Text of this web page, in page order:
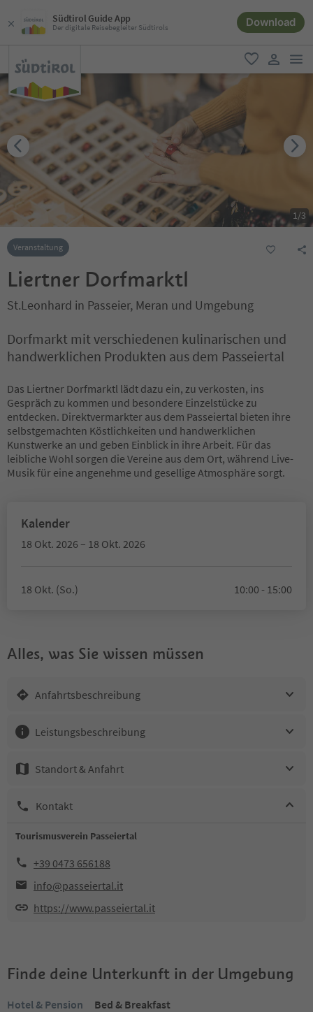
Südtirol Guide App
Der digitale Reisebegleiter Südtirols Download
favorit
user link
1/3
Veranstaltung
Liertner Dorfmarktl
St.Leonhard in Passeier, Meran und Umgebung
Dorfmarkt mit verschiedenen kulinarischen und
handwerklichen Produkten aus dem Passeiertal
Das Liertner Dorfmarktl lädt dazu ein, zu verkosten, ins
Gespräch zu kommen und besondere Einzelstücke zu
entdecken. Direktvermarkter aus dem Passeiertal bieten ihre
selbstgemachten Köstlichkeiten und handwerklichen
Kunstwerke an und geben Einblick in ihre Arbeit. Für das
leibliche Wohl sorgen die Vereine aus dem Ort, während Live-
Musik für eine angenehme und gesellige Atmosphäre sorgt.
Kalender
18 Okt. 2026 – 18 Okt. 2026
18 Okt. (So.) 10:00 - 15:00
Alles, was Sie wissen müssen
Anfahrtsbeschreibung
Leistungsbeschreibung
Standort & Anfahrt
Kontakt
Tourismusverein Passeiertal
+39 0473 656188
info@passeiertal.it
https://www.passeiertal.it
Finde deine Unterkunft in der Umgebung
Hotel & Pension
Bed & Breakfast